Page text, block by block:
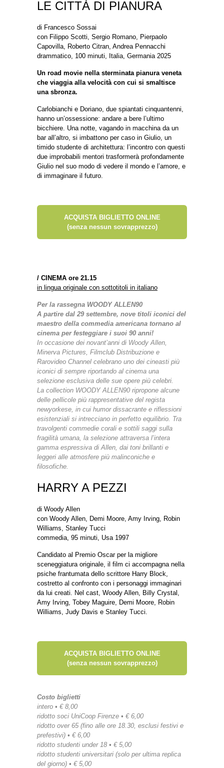
LE CITTÀ DI PIANURA
di Francesco Sossai
con Filippo Scotti, Sergio Romano, Pierpaolo
Capovilla, Roberto Citran, Andrea Pennacchi
drammatico, 100 minuti, Italia, Germania 2025
Un road movie nella sterminata pianura veneta
che viaggia alla velocità con cui si smaltisce
una sbronza.
Carlobianchi e Doriano, due spiantati cinquantenni,
hanno un’ossessione: andare a bere l’ultimo
bicchiere. Una notte, vagando in macchina da un
bar all’altro, si imbattono per caso in Giulio, un
timido studente di architettura: l’incontro con questi
due improbabili mentori trasformerà profondamente
Giulio nel suo modo di vedere il mondo e l’amore, e
di immaginare il futuro.
ACQUISTA BIGLIETTO ONLINE
(senza nessun sovrapprezzo)
/ CINEMA ore 21.15
in lingua originale con sottotitoli in italiano
Per la rassegna WOODY ALLEN90
A partire dal 29 settembre, nove titoli iconici del
maestro della commedia americana tornano al
cinema per festeggiare i suoi 90 anni!
In occasione dei novant’anni di Woody Allen,
Minerva Pictures, Filmclub Distribuzione e
Rarovideo Channel celebrano uno dei cineasti più
iconici di sempre riportando al cinema una
selezione esclusiva delle sue opere più celebri.
La collection WOODY ALLEN90 ripropone alcune
delle pellicole più rappresentative del regista
newyorkese, in cui humor dissacrante e riflessioni
esistenziali si intrecciano in perfetto equilibrio. Tra
travolgenti commedie corali e sottili saggi sulla
fragilità umana, la selezione attraversa l’intera
gamma espressiva di Allen, dai toni brillanti e
leggeri alle atmosfere più malinconiche e
filosofiche.
HARRY A PEZZI
di Woody Allen
con Woody Allen, Demi Moore, Amy Irving, Robin
Williams, Stanley Tucci
commedia, 95 minuti, Usa 1997
Candidato al Premio Oscar per la migliore
sceneggiatura originale, il film ci accompagna nella
psiche frantumata dello scrittore Harry Block,
costretto al confronto con i personaggi immaginari
da lui creati. Nel cast, Woody Allen, Billy Crystal,
Amy Irving, Tobey Maguire, Demi Moore, Robin
Williams, Judy Davis e Stanley Tucci.
ACQUISTA BIGLIETTO ONLINE
(senza nessun sovrapprezzo)
Costo biglietti
intero • € 8,00
ridotto soci UniCoop Firenze • € 6,00
ridotto over 65 (fino alle ore 18.30, esclusi festivi e
prefestivi) • € 6,00
ridotto studenti under 18 • € 5,00
ridotto studenti universitari (solo per ultima replica
del giorno) • € 5,00